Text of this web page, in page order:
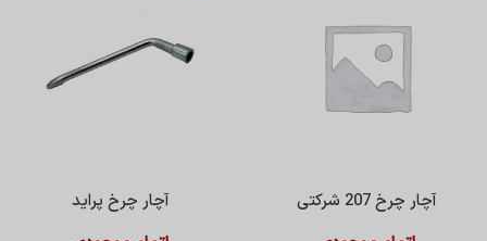
آچار چرخ 207 شرکتی
آچار چرخ پراید